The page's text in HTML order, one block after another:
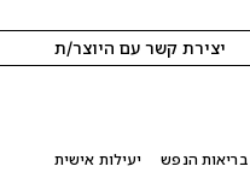
יצירת קשר עם היוצר/ת
בריאות הנפש יעילות אישית